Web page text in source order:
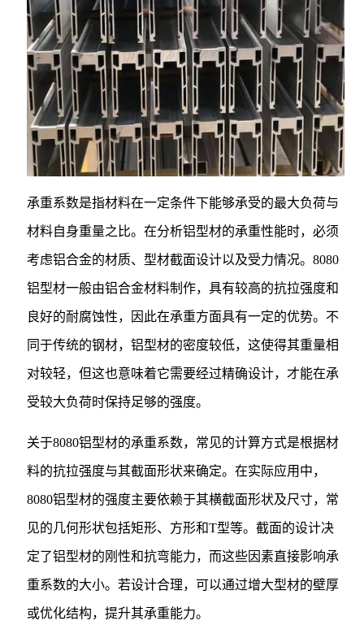
承重系数是指材料在一定条件下能够承受的最大负荷与
材料自身重量之比。在分析铝型材的承重性能时，必须
考虑铝合金的材质、型材截面设计以及受力情况。8080
铝型材一般由铝合金材料制作，具有较高的抗拉强度和
良好的耐腐蚀性，因此在承重方面具有一定的优势。不
同于传统的钢材，铝型材的密度较低，这使得其重量相
对较轻，但这也意味着它需要经过精确设计，才能在承
受较大负荷时保持足够的强度。
关于8080铝型材的承重系数，常见的计算方式是根据材
料的抗拉强度与其截面形状来确定。在实际应用中，
8080铝型材的强度主要依赖于其横截面形状及尺寸，常
见的几何形状包括矩形、方形和T型等。截面的设计决
定了铝型材的刚性和抗弯能力，而这些因素直接影响承
重系数的大小。若设计合理，可以通过增大型材的壁厚
或优化结构，提升其承重能力。